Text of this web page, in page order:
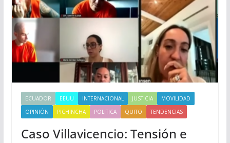
ECUADOR EEUU INTERNACIONAL JUSTICIA
MOVILIDAD
OPINIÓN
PICHINCHA POLITICA QUITO TENDENCIAS
Caso Villavicencio: Tensión e